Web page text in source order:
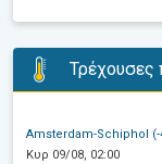
Τρέχουσες
Amsterdam-Schiphol (-
Κυρ 09/08, 02:00